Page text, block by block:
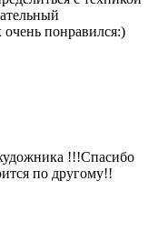
понравился:)
художника !!!Спасибо
по другому!!